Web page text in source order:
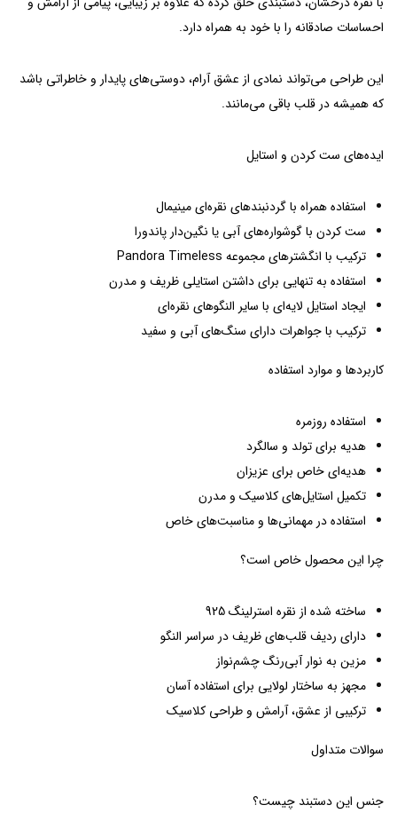
احساسات صادقانه را با خود به همراه دارد.
این طراحی می‌تواند نمادی از عشق آرام، دوستی‌های پایدار و خاطراتی باشد
که همیشه در قلب باقی می‌مانند.
ایده‌های ست کردن و استایل
استفاده همراه با گردنبندهای نقره‌ای مینیمال
ست کردن با گوشواره‌های آبی یا نگین‌دار پاندورا
ترکیب با انگشترهای مجموعه Pandora Timeless
استفاده به تنهایی برای داشتن استایلی ظریف و مدرن
ایجاد استایل لایه‌ای با سایر النگوهای نقره‌ای
ترکیب با جواهرات دارای سنگ‌های آبی و سفید
کاربردها و موارد استفاده
استفاده روزمره
هدیه برای تولد و سالگرد
هدیه‌ای خاص برای عزیزان
تکمیل استایل‌های کلاسیک و مدرن
استفاده در مهمانی‌ها و مناسبت‌های خاص
چرا این محصول خاص است؟
ساخته شده از نقره استرلینگ 925
دارای ردیف قلب‌های ظریف در سراسر النگو
مزین به نوار آبی‌رنگ چشم‌نواز
مجهز به ساختار لولایی برای استفاده آسان
ترکیبی از عشق، آرامش و طراحی کلاسیک
سوالات متداول
جنس این دستبند چیست؟